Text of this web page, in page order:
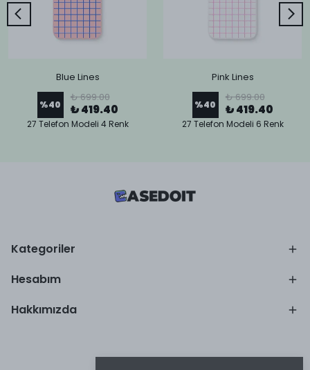
Blue Lines
%40
₺ 699.00
₺ 419.40
27 Telefon Modeli 4 Renk
Pink Lines
%40
₺ 699.00
₺ 419.40
27 Telefon Modeli 6 Renk
Kategoriler
Hesabım
Hakkımızda